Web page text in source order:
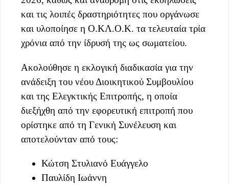
και τις λοιπές δραστηριότητες που οργάνωσε
και υλοποίησε η Ο.ΚΛ.Ο.Κ. τα τελευταία τρία
χρόνια από την ίδρυσή της ως σωματείου.
Ακολούθησε η εκλογική διαδικασία για την
ανάδειξη του νέου Διοικητικού Συμβουλίου
και της Ελεγκτικής Επιτροπής, η οποία
διεξήχθη από την εφορευτική επιτροπή που
ορίστηκε από τη Γενική Συνέλευση και
αποτελούνταν από τους:
Κώτση Στυλιανό Ευάγγελο
Παυλίδη Ιωάννη